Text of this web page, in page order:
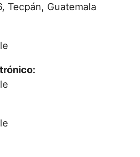
Tecpán, Guatemala